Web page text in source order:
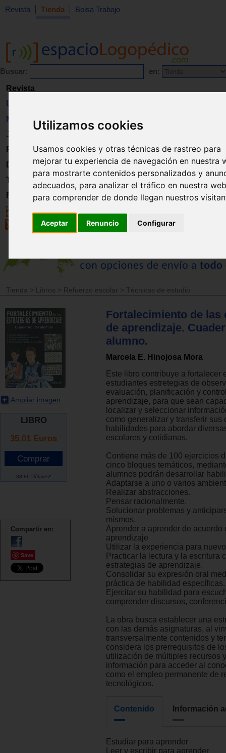
Utilizamos cookies
Usamos cookies y otras técnicas de rastreo para
mejorar tu experiencia de navegación en nuestra
para mostrarte contenidos personalizados y
adecuados, para analizar el tráfico en nuestra
para comprender de donde llegan nuestros
Aceptar Renuncio Configurar
Revista Tienda Bolsa Trabajo
Buscar: en:
Revista
Libros
Material
Juguetes
Formación
Directorio
Trabajo
Registro
Tienda > Libros > Refuerzo escolar > Técnicas de estudio
Ampliar imagen
LIBRO
35.01 Euros
38.86 Dólares*
Compartir en:
Save
Fortalecimiento de las
de aprendizaje.
alumno.
Marcela E. Hinojosa Mora
Este libro contribuye a fortalecer
estudiantes estretegias de
evaluación, planificación y
aprendizaje, para que sean
localizar y seleccionar
como generalizar y transferir sus
habilidades para abordar
escolares y cotidianas.
Contiene más de 100 ejercicios
cinco bloques temáticos,
alumnos podrán desarrollar
Adaptarse a uno o varios
Realizar abstracciones.
Pensar racionalmente.
Solucionar problemas y
mismos.
Aprender a aprender de acuerdo
aprendizaje
Utilizar la experiencia para
Practicar la lectura y la escritura
estrategias de aprendizaje.
Consolidar su expresión oral
práctica de habilidad específicas.
Ejercitar su habilidad para
comprender discursos,
La obra busca establecer una
con las demás asignaturas, al
transversalmente contenidos y
considera los prerrequisitos de
utilización de múltiples recursos
información para acceder al
como el empleo permanente de
tecnológicos.
Contenido Información
Estudiar para aprender
Leer y escribir para aprender